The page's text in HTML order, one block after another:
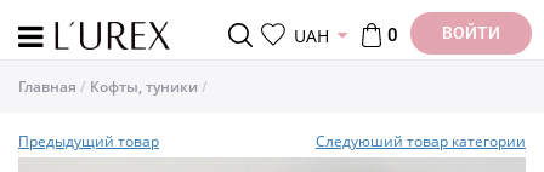
UAH 0 ВОЙТИ
Главная Кофты, туники
Предыдущий товар Следуюший товар категории